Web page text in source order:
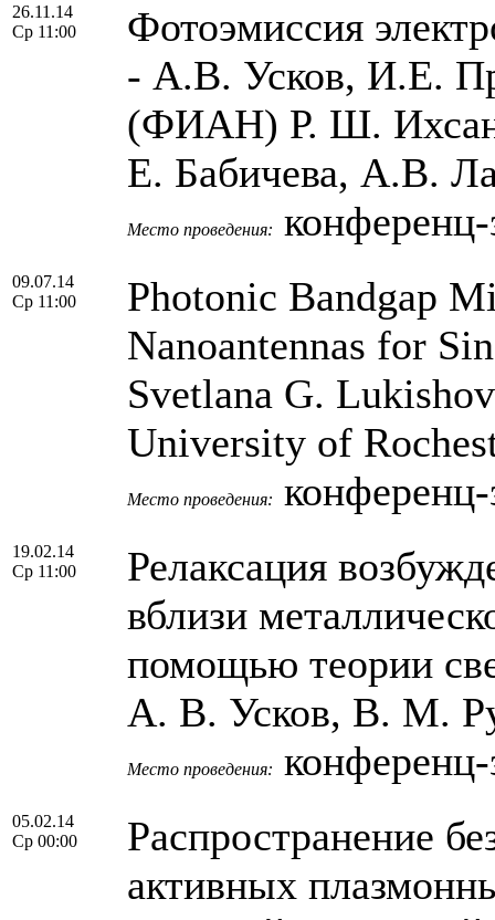
26.11.14
Ср 11:00
Фотоэмиссия
- А.В. Усков, И.Е.
(ФИАН) Р. Ш.
E. Бабичева, А.В.
Место проведения:
09.07.14
Ср 11:00
Photonic Bandgap
Nanoantennas for
Svetlana G.
University of
Место проведения:
19.02.14
Ср 11:00
Релаксация
вблизи
помощью теории
А. В. Усков, В. М.
Место проведения:
05.02.14
Ср 00:00
Распространение
активных